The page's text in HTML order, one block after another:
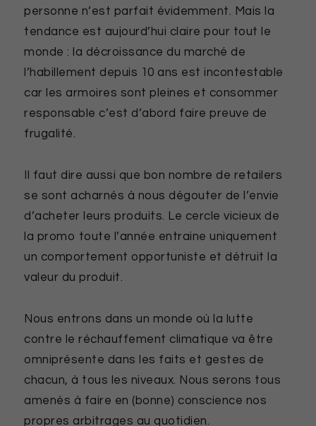
personne n’est parfait évidemment. Mais la
tendance est aujourd’hui claire pour tout le
monde : la décroissance du marché de
l’habillement depuis 10 ans est incontestable
car les armoires sont pleines et consommer
responsable c’est d’abord faire preuve de
frugalité.
Il faut dire aussi que bon nombre de retailers
se sont acharnés à nous dégouter de l’envie
d’acheter leurs produits. Le cercle vicieux de
la promo toute l’année entraine uniquement
un comportement opportuniste et détruit la
valeur du produit.
Nous entrons dans un monde où la lutte
contre le réchauffement climatique va être
omniprésente dans les faits et gestes de
chacun, à tous les niveaux. Nous serons tous
amenés à faire en (bonne) conscience nos
propres arbitrages au quotidien.